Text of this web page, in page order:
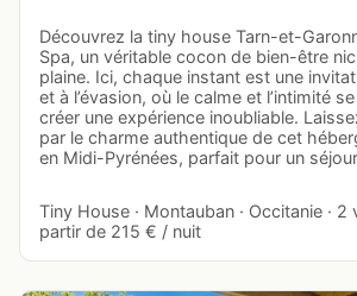
Découvrez la tiny house Tarn-et-
Spa, un véritable cocon de bien-être
plaine. Ici, chaque instant est une
et à l’évasion, où le calme et l’intimité
créer une expérience inoubliable.
par le charme authentique de cet
en Midi-Pyrénées, parfait pour un
Tiny House · Montauban · Occitanie · 2
partir de 215 € / nuit